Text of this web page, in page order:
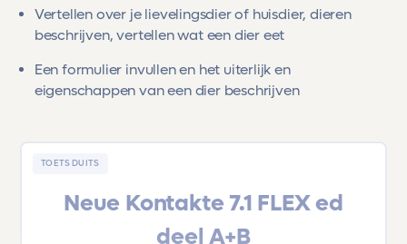
Vertellen over je lievelingsdier of huisdier, dieren
beschrijven, vertellen wat een dier eet
Een formulier invullen en het uiterlijk en
eigenschappen van een dier beschrijven
TOETS DUITS
Neue Kontakte 7.1 FLEX ed
deel A+B